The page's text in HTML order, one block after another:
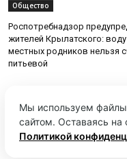
Общество
Роспотребнадзор
жителей Крылатского: воду
местных родников нельзя
питьевой
Мы используем
сайтом. Оставаясь на
Политикой